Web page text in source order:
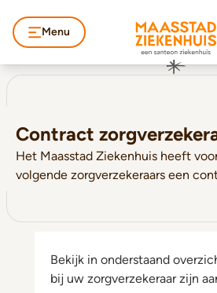
Menu
Contract
Het Maasstad Ziekenhuis heeft
volgende zorgverzekeraars een
Bekijk in onderstaand
bij uw zorgverzekeraar zijn